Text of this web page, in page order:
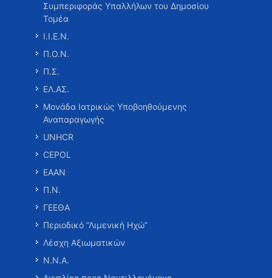
Συμπεριφοράς Υπαλλήλων του Δημοσίου
Τομέα
Ι.Ι.Ε.Ν.
Π.Ο.Ν.
Π.Σ.
ΕΛ.ΑΣ.
Μονάδα Ιατρικώς Υποβοηθούμενης
Αναπαραγωγής
UNHCR
CEPOL
ΕΑΑΝ
Π.Ν.
ΓΕΕΘΑ
Περιοδικό “Λιμενική Ηχώ”
Λέσχη Αξιωματικών
Ν.Ν.Α.